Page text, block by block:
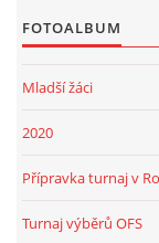
FOTOALBUM
Mladší žáci
2020
Přípravka turnaj v
Turnaj výběrů OFS